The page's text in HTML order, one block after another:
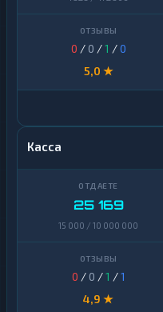
0 / 0 /1 /0
5,0 ★
Касса
25 169
15 000 / 10 000 000
0 / 0 /1 /1
4,9 ★